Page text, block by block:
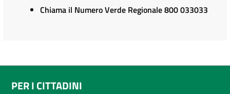
Chiama il Numero Verde Regionale 800 033033
PER I CITTADINI